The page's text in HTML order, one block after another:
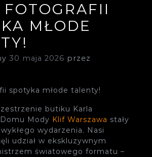
MŁODE
30 maja 2026 przez
spotyka młode talenty!
butiku Karla
Mody Klif Warszawa stały
wydarzenia. Nasi
udział w ekskluzywnym
światowego formatu –